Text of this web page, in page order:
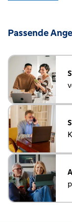
Passende